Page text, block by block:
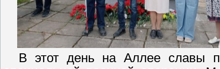
В этот день на Аллее славы